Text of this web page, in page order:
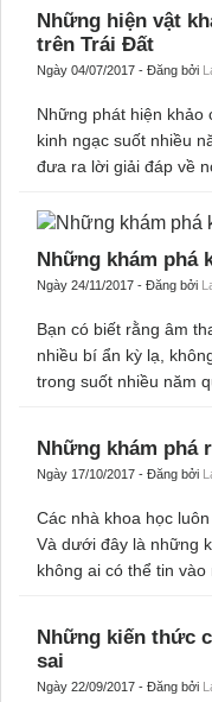
Những hiện vật
trên Trái Đất
Ngày 04/07/2017 - Đăng bởi
Những phát hiện khảo
kinh ngạc suốt nhiều
đưa ra lời giải đáp về
Những khám phá
Ngày 24/11/2017 - Đăng bởi
Bạn có biết rằng âm
nhiều bí ẩn kỳ lạ,
trong suốt nhiều năm
Những khám phá
Các nhà khoa học
Và dưới đây là những
Những kiến thức